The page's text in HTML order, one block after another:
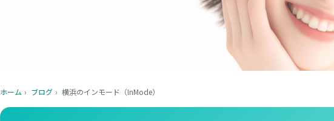
ホーム › ブログ › 横浜のインモード（InMode）